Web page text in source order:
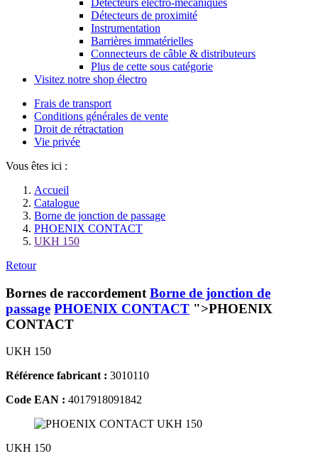
Détecteurs de proximité
Instrumentation
Barrières immatérielles
Connecteurs de câble & distributeurs
Plus de cette sous catégorie
Visitez notre shop électro
Frais de transport
Conditions générales de vente
Droit de rétractation
Vie privée
Vous êtes ici :
Accueil
Catalogue
Borne de jonction de passage
PHOENIX CONTACT
UKH 150
Retour
Bornes de raccordement Borne de jonction de
passage PHOENIX CONTACT ">PHOENIX
CONTACT
UKH 150
Référence fabricant : 3010110
Code EAN : 4017918091842
UKH 150